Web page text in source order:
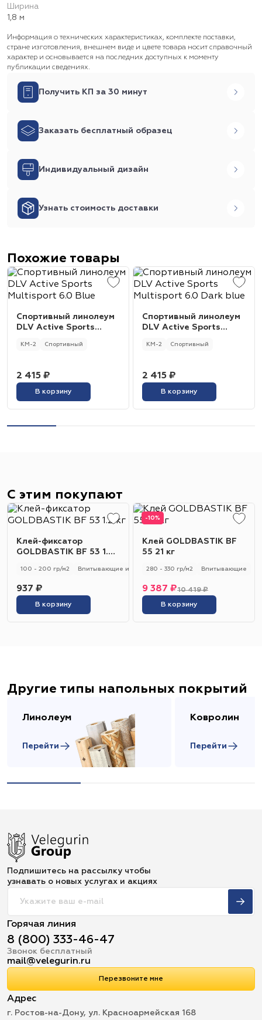
Ширина
1,8 м
Информация о технических характеристиках, комплекте поставки,
стране изготовления, внешнем виде и цвете товара носит справочный
характер и основывается на последних доступных к моменту
публикации сведениях.
Получить КП за 30 минут
Заказать бесплатный образец
Индивидуальный дизайн
Узнать стоимость доставки
Похожие товары
Спортивный линолеум
DLV Active Sports
КМ-2 Спортивный
2 415 ₽
В корзину
Спортивный линолеум
DLV Active Sports
КМ-2 Спортивный
2 415 ₽
В корзину
С этим покупают
Клей-фиксатор
GOLDBASTIK BF 53 1.2
100 - 200 гр/м2 Впитывающие и не впитывающие Универсальный
937 ₽
В корзину
-10%
Клей GOLDBASTIK BF
55 21 кг
280 - 330 гр/м2 Впитывающие
10 419 ₽
9 387 ₽
В корзину
Другие типы напольных покрытий
Линолеум
Перейти
Ковролин
Перейти
Подпишитесь на рассылку чтобы
узнавать о новых услугах и акциях
Горячая линия
8 (800) 333-46-47
Звонок бесплатный
mail@velegurin.ru
Перезвоните мне
Адрес
г. Ростов-на-Дону, ул. Красноармейская 168